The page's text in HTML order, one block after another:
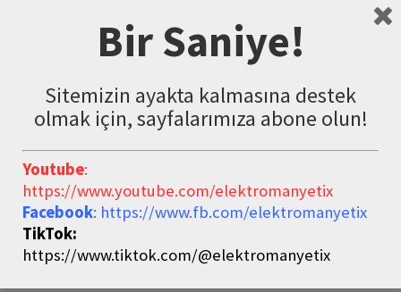
5
Bir Saniye!
Sitemizin ayakta kalmasına destek
olmak için, sayfalarımıza abone olun!
Youtube:
https://www.youtube.com/elektromanyetix
Facebook: https://www.fb.com/elektromanyetix
TikTok:
https://www.tiktok.com/@elektromanyetix